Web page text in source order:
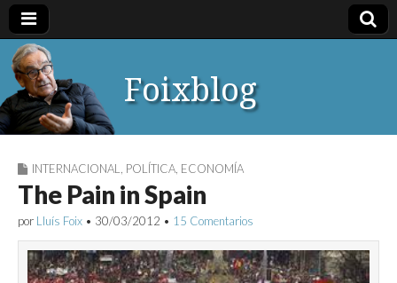
Foixblog
INTERNACIONAL POLÍTICA ECONOMÍA
The Pain in Spain
por Lluís Foix • 30/03/2012 • 15 Comentarios